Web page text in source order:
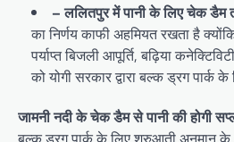
– ललितपुर में पानी के लिए चेक डैम
का निर्णय काफी अहमियत रखता है
पर्याप्त बिजली आपूर्ति, बढ़िया
को योगी सरकार द्वारा बल्क ड्रग पार्क
जामनी नदी के चेक डैम से पानी की होगी